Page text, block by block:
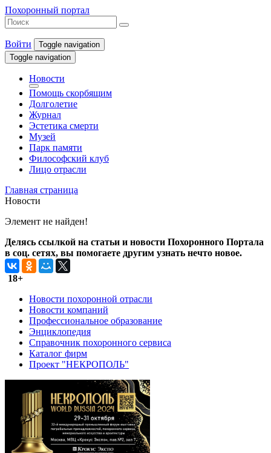
Похоронный портал
Войти
Toggle navigation
Toggle navigation
Новости
Помощь скорбящим
Долголетие
Журнал
Эстетика смерти
Музей
Парк памяти
Философский клуб
Лицо отрасли
Главная страница
Новости
Элемент не найден!
Делясь ссылкой на статьи и новости Похоронного Портала
в соц. сетях, вы помогаете другим узнать нечто новое.
18+
Новости похоронной отрасли
Новости компаний
Профессиональное образование
Энциклопедия
Справочник похоронного сервиса
Каталог фирм
Проект "НЕКРОПОЛЬ"